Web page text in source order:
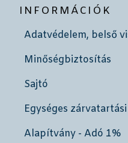
INFORMÁCIÓK
Adatvédelem, belső
Minőségbiztosítás
Sajtó
Egységes
Alapítvány - Adó 1%